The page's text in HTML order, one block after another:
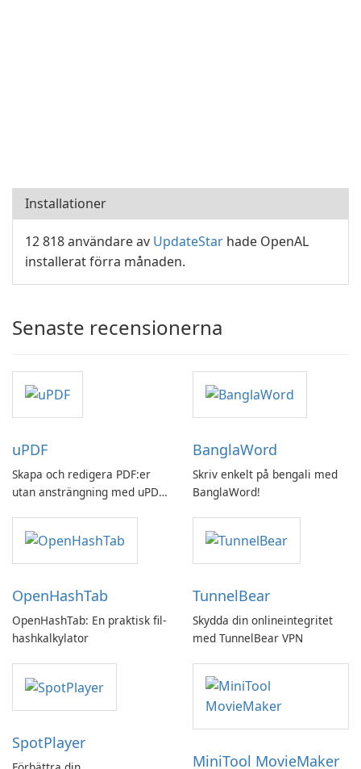
Installationer
12 818 användare av UpdateStar hade OpenAL
installerat förra månaden.
Senaste recensionerna
uPDF
Skapa och redigera PDF:er
utan ansträngning med uPDF
BanglaWord
Skriv enkelt på bengali med
BanglaWord!
OpenHashTab
OpenHashTab: En praktisk fil-
hashkalkylator
TunnelBear
Skydda din onlineintegritet
med TunnelBear VPN
SpotPlayer
MiniTool MovieMaker